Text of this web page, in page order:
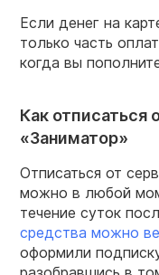
Если денег на
только часть
когда вы
Как отписаться
«Заниматор»
Отписаться от
можно в любой
течение суток
средства можно
оформили